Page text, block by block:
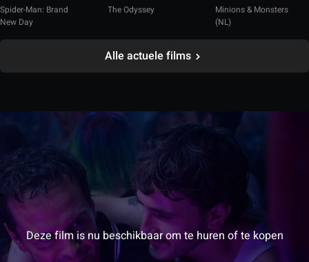
Spider-Man: Brand
New Day
The Odyssey
Minions & Monsters
(NL)
Alle actuele films
Deze film is nu beschikbaar om te huren of te kopen